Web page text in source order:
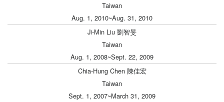
Taiwan
Aug. 1, 2010~Aug. 31, 2010
Ji-Min Liu 劉智旻
Taiwan
Aug. 1, 2008~Sept. 22, 2009
Chia-Hung Chen 陳佳宏
Taiwan
Sept. 1, 2007~March 31, 2009